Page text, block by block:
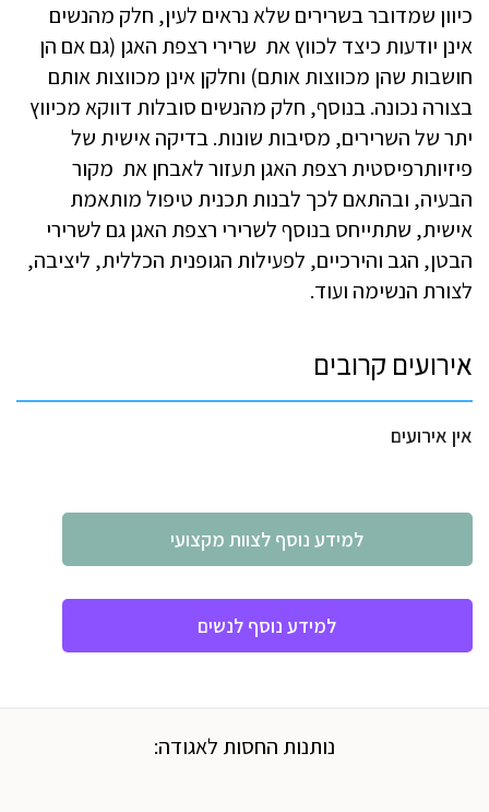
כיוון שמדובר בשרירים שלא נראים לעין, חלק מהנשים
אינן יודעות כיצד לכווץ את שרירי רצפת האגן (גם אם הן
חושבות שהן מכווצות אותם) וחלקן אינן מכווצות אותם
בצורה נכונה. בנוסף, חלק מהנשים סובלות דווקא מכיווץ
יתר של השרירים, מסיבות שונות. בדיקה אישית של
פיזיותרפיסטית רצפת האגן תעזור לאבחן את מקור
הבעיה, ובהתאם לכך לבנות תכנית טיפול מותאמת
אישית, שתתייחס בנוסף לשרירי רצפת האגן גם לשרירי
הבטן, הגב והירכיים, לפעילות הגופנית הכללית, ליציבה,
לצורת הנשימה ועוד.
אירועים קרובים
אין אירועים
למידע נוסף לצוות מקצועי
למידע נוסף לנשים
נותנות החסות לאגודה: